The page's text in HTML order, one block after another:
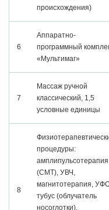
происхождения)
6
Аппаратно-
программный
«Мультимаг»
7
Массаж ручной
классический, 1,5
условные единицы
8
процедуры:
амплипульсотерапия
(СМТ), УВЧ,
магнитотерапия,
тубус (облучатель
носоглотки),